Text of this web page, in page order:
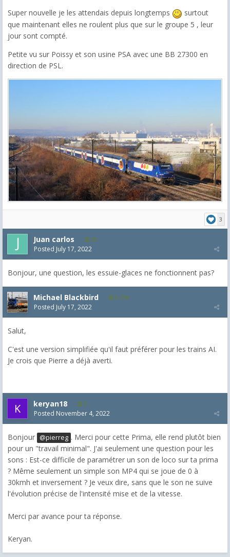
Super nouvelle je les attendais depuis longtemps
surtout
que maintenant elles ne roulent plus que sur le groupe 5 , leur
jour sont compté.
Petite vu sur Poissy et son usine PSA avec une BB 27300 en
direction de PSL.
3
Juan carlos 25
Posted July 17, 2022
Bonjour, une question, les essuie-glaces ne fonctionnent pas?
Michael Blackbird 5,718
Posted July 17, 2022
Salut,
C'est une version simplifiée qu'il faut préférer pour les trains AI.
Je crois que Pierre a déjà averti.
keryan18 2
Posted November 4, 2022
Bonjour @pierreg . Merci pour cette Prima, elle rend plutôt bien
pour un "travail minimal". J'ai seulement une question pour les
sons : Est-ce difficile de paramétrer un son de loco sur ta prima
? Même seulement un simple son MP4 qui se joue de 0 à
30kmh et inversement ? Je veux dire, sans que le son ne suive
l'évolution précise de l'intensité mise et de la vitesse.
Merci par avance pour ta réponse.
Keryan.